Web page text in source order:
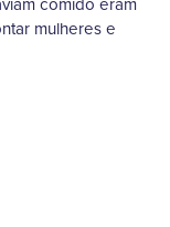
mulheres e